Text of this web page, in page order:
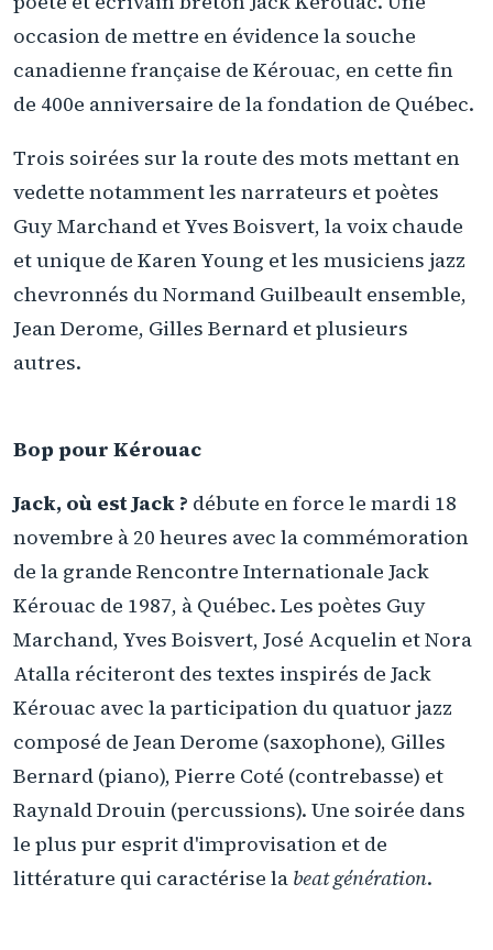
occasion de mettre en évidence la souche
canadienne française de Kérouac, en cette fin
de 400e anniversaire de la fondation de Québec.
Trois soirées sur la route des mots mettant en
vedette notamment les narrateurs et poètes
Guy Marchand et Yves Boisvert, la voix chaude
et unique de Karen Young et les musiciens jazz
chevronnés du Normand Guilbeault ensemble,
Jean Derome, Gilles Bernard et plusieurs
autres.
Bop pour Kérouac
Jack, où est Jack ? débute en force le mardi 18
novembre à 20 heures avec la commémoration
de la grande Rencontre Internationale Jack
Kérouac de 1987, à Québec. Les poètes Guy
Marchand, Yves Boisvert, José Acquelin et Nora
Atalla réciteront des textes inspirés de Jack
Kérouac avec la participation du quatuor jazz
composé de Jean Derome (saxophone), Gilles
Bernard (piano), Pierre Coté (contrebasse) et
Raynald Drouin (percussions). Une soirée dans
le plus pur esprit d'improvisation et de
littérature qui caractérise la beat génération.